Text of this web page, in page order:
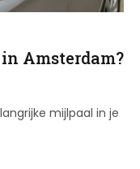
Amsterdam?
mijlpaal in je